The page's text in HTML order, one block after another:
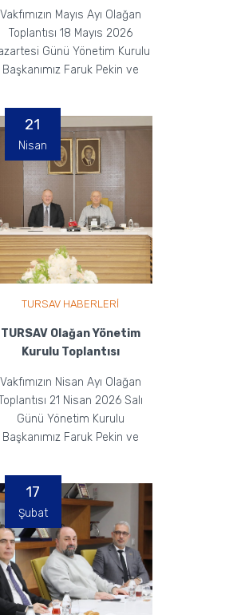
Vakfımızın Mayıs Ayı Olağan
Toplantısı 18 Mayıs 2026
Günü Yönetim Kurulu
Başkanımız Faruk Pekin ve
TURSAV HABERLERİ
TURSAV Olağan Yönetim
Kurulu Toplantısı
Vakfımızın Nisan Ayı Olağan
21 Nisan 2026 Salı
Günü Yönetim Kurulu
Başkanımız Faruk Pekin ve
Ka...
21
Nisan
17
Şubat